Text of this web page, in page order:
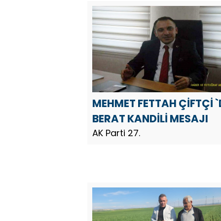
14 Mayıs Dünya Çiftçiler Günü
dolayısıyla bir mesaj
MEHMET FETTAH ÇİFTÇİ
BERAT KANDİLİ MESAJI
AK Parti 27.